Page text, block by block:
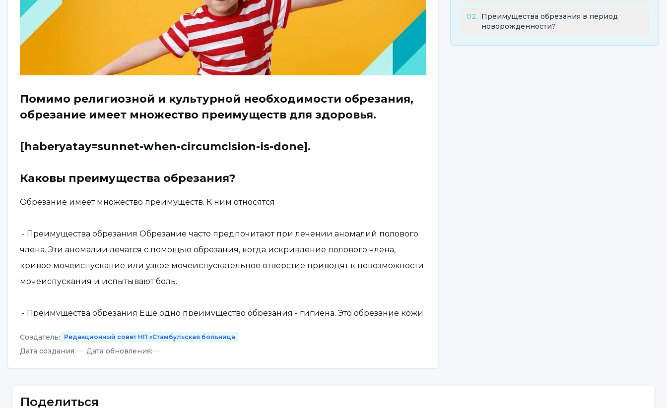
Помимо религиозной и культурной необходимости обрезания,
обрезание имеет множество преимуществ для здоровья.
[haberyatay=sunnet-when-circumcision-is-done].
Каковы преимущества обрезания?
Обрезание имеет множество преимуществ. К ним относятся
- Преимущества обрезания Обрезание часто предпочитают при лечении аномалий полового
члена. Эти аномалии лечатся с помощью обрезания, когда искривление полового члена,
кривое мочеиспускание или узкое мочеиспускательное отверстие приводят к невозможности
мочеиспускания и испытывают боль.
- Преимущества обрезания Еще одно преимущество обрезания - гигиена. Это обрезание кожи
случаях кожу, покрывающую пенис, нужно соскребать и очищать после мочеиспускания. Но в
Создатель: Редакционный совет НП «Стамбульская больница
Дата создания: |Дата обновления:
02. Преимущества обрезания в период
новорожденности?
Поделиться